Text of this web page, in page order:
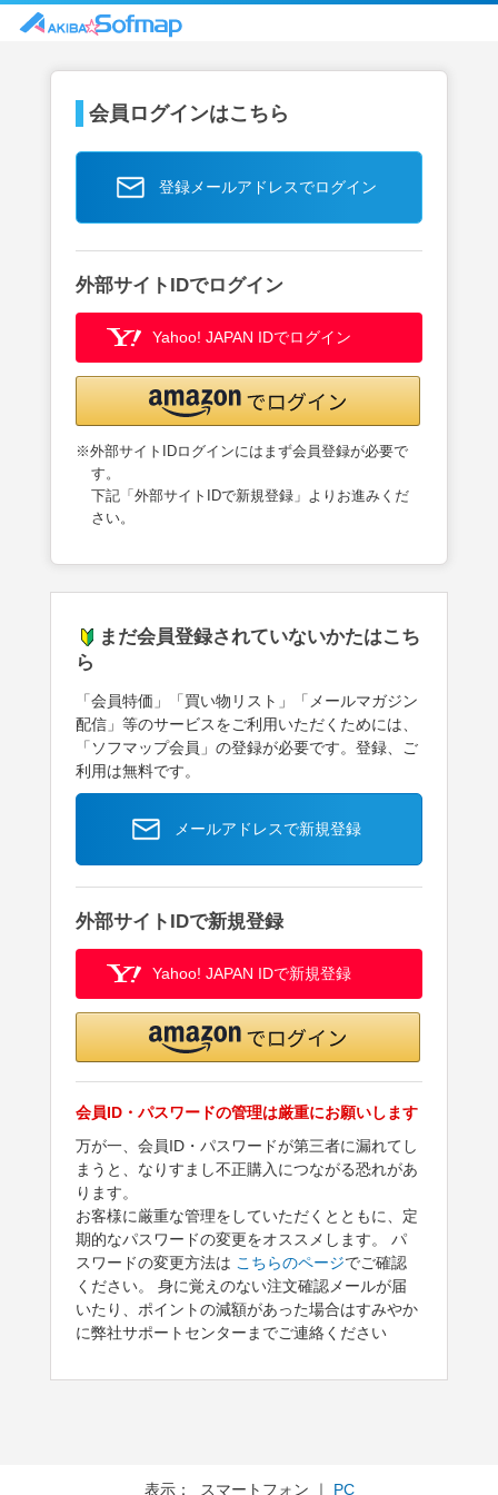
会員ログインはこちら
登録メールアドレスでログイン
外部サイトIDでログイン
Yahoo! JAPAN IDでログイン
※外部サイトIDログインにはまず会員登録が必要で
す。
下記「外部サイトIDで新規登録」よりお進みくだ
さい。
まだ会員登録されていないかたはこち
ら
「会員特価」「買い物リスト」「メールマガジン
配信」等のサービスをご利用いただくためには、
「ソフマップ会員」の登録が必要です。登録、ご
利用は無料です。
メールアドレスで新規登録
外部サイトIDで新規登録
Yahoo! JAPAN IDで新規登録
会員ID・パスワードの管理は厳重にお願いします
万が一、会員ID・パスワードが第三者に漏れてし
まうと、なりすまし不正購入につながる恐れがあ
ります。
お客様に厳重な管理をしていただくとともに、定
期的なパスワードの変更をオススメします。 パ
スワードの変更方法は こちらのページでご確認
ください。 身に覚えのない注文確認メールが届
いたり、ポイントの減額があった場合はすみやか
に弊社サポートセンターまでご連絡ください
表示： スマートフォン ｜ PC